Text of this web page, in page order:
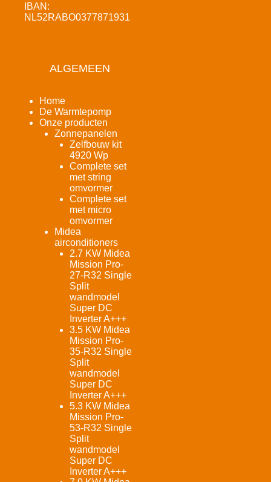
IBAN:
NL52RABO0377871931
ALGEMEEN
Home
De Warmtepomp
Onze producten
Zonnepanelen
Zelfbouw kit
4920 Wp
Complete set
met string
omvormer
Complete set
met micro
omvormer
Midea
airconditioners
2.7 KW Midea
Mission Pro-
27-R32 Single
Split
wandmodel
Super DC
Inverter A+++
3.5 KW Midea
Mission Pro-
35-R32 Single
Split
wandmodel
Super DC
Inverter A+++
5.3 KW Midea
Mission Pro-
53-R32 Single
Split
wandmodel
Super DC
Inverter A+++